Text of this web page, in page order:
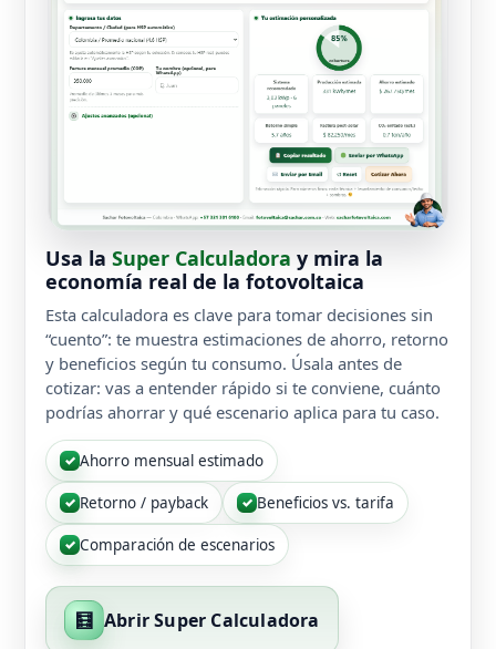
Usa la Super Calculadora y mira la
economía real de la fotovoltaica
Esta calculadora es clave para tomar decisiones sin
“cuento”: te muestra estimaciones de ahorro, retorno
y beneficios según tu consumo. Úsala antes de
cotizar: vas a entender rápido si te conviene, cuánto
podrías ahorrar y qué escenario aplica para tu caso.
✓ Ahorro mensual estimado
✓ Retorno / payback ✓ Beneficios vs. tarifa
✓ Comparación de escenarios
🧮 Abrir Super Calculadora